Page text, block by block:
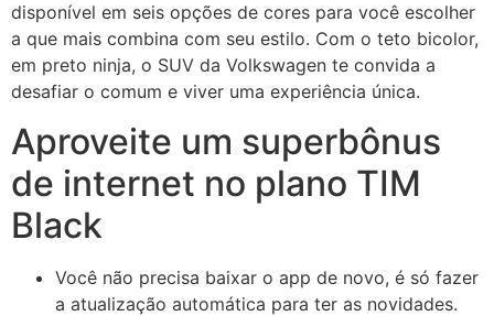
disponível em seis opções de cores para você escolher
a que mais combina com seu estilo. Com o teto bicolor,
em preto ninja, o SUV da Volkswagen te convida a
desafiar o comum e viver uma experiência única.
Aproveite um superbônus
de internet no plano TIM
Black
Você não precisa baixar o app de novo, é só fazer
a atualização automática para ter as novidades.